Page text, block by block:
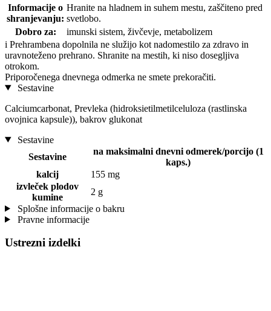
Informacije o
shranjevanju:
Hranite na hladnem in suhem mestu, zaščiteno pred
svetlobo.
Dobro za:
imunski sistem, živčevje, metabolizem
i Prehrambena dopolnila ne služijo kot nadomestilo za zdravo in
uravnoteženo prehrano. Shranite na mestih, ki niso dosegljiva
otrokom.
Priporočenega dnevnega odmerka ne smete prekoračiti.
Sestavine
Calciumcarbonat, Prevleka (hidroksietilmetilceluloza (rastlinska
ovojnica kapsule)), bakrov glukonat
Sestavine
Sestavine
na maksimalni dnevni odmerek/porcijo (1
kaps.)
kalcij
155 mg
izvleček plodov
kumine
2 g
Splošne informacije o bakru
Pravne informacije
Ustrezni izdelki